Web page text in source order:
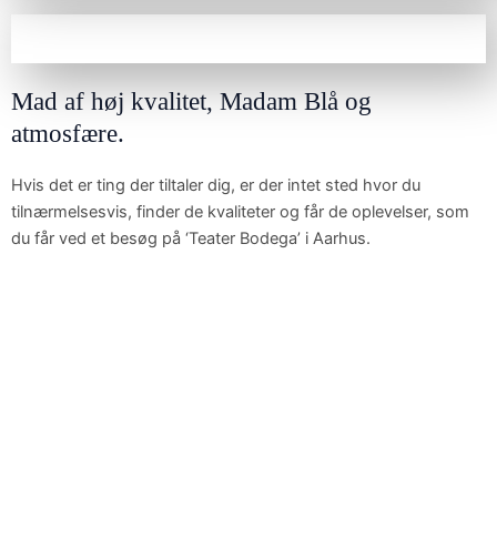
Mad af høj kvalitet, Madam Blå og
atmosfære.
Hvis det er ting der tiltaler dig, er der intet sted hvor du
tilnærmelsesvis, finder de kvaliteter og får de oplevelser, som
du får ved et besøg på ‘Teater Bodega’ i Aarhus.